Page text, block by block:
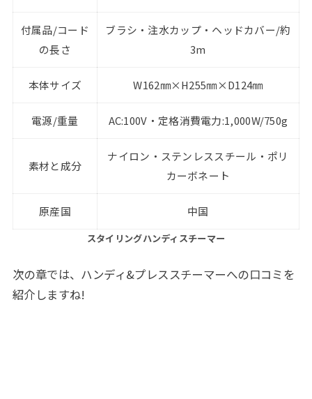
付属品/コード
の長さ
ブラシ・注水カップ・ヘッドカバー/約
3m
本体サイズ W162㎜×H255㎜×D124㎜
電源/重量 AC:100V・定格消費電力:1,000W/750g
素材と成分
ナイロン・ステンレススチール・ポリ
カーボネート
原産国 中国
スタイリングハンディスチーマー
次の章では、ハンディ&プレススチーマーへの口コミを
紹介しますね!